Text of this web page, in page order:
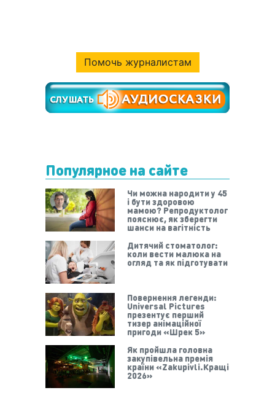
Помочь журналистам
Популярное на сайте
Чи можна народити у 45
і бути здоровою
мамою? Репродуктолог
пояснює, як зберегти
шанси на вагітність
Дитячий стоматолог:
коли вести малюка на
огляд та як підготувати
Повернення легенди:
Universal Pictures
презентує перший
тизер анімаційної
пригоди «Шрек 5»
Як пройшла головна
закупівельна премія
країни «Zakupivli.Кращі
2026»